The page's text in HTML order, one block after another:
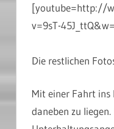
[youtube=http://
v=9sT-
Die restlichen
Mit einer Fahrt ins
daneben zu